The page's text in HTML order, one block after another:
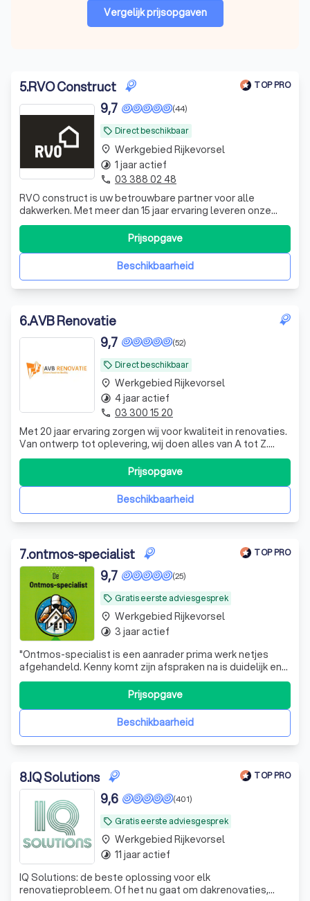
Vergelijk prijsopgaven
5.RVO Construct TOP PRO
local_offer Direct beschikbaar
(44)
9,7
RVO construct is uw betrouwbare partner voor alle
dakwerken. Met meer dan 15 jaar ervaring leveren onze
gespecialiseerde ploegen duurzame en esthetisch
perfecte oplossingen – van nieuwbouw tot renovatie. Wij
combineren vakmanschap met hoogwaardige materialen
en zorgen voor een afwerking waar u jaren
Beschikbaarheid
Prijsopgave
place Werkgebied Rijkevorsel
timelapse 1 jaar actief
phone 03 388 02 48
6.AVB Renovatie
local_offer Direct beschikbaar
(52)
9,7
Met 20 jaar ervaring zorgen wij voor kwaliteit in renovaties.
Van ontwerp tot oplevering, wij doen alles van A tot Z.
Binnen de 48 uur na het bezoek ontvangt u een
gedetailleerde offerte.
Beschikbaarheid
Prijsopgave
place Werkgebied Rijkevorsel
timelapse 4 jaar actief
phone 03 300 15 20
7.ontmos-specialist TOP PRO
local_offer Gratis eerste adviesgesprek
(25)
9,7
"Ontmos-specialist is een aanrader prima werk netjes
afgehandeld. Kenny komt zijn afspraken na is duidelijk en
transparant in het communiceren."
Beschikbaarheid
Prijsopgave
place Werkgebied Rijkevorsel
timelapse 3 jaar actief
8.IQ Solutions TOP PRO
local_offer Gratis eerste adviesgesprek
(401)
9,6
IQ Solutions: de beste oplossing voor elk
renovatieprobleem. Of het nu gaat om dakrenovaties,
place Werkgebied Rijkevorsel
timelapse 11 jaar actief